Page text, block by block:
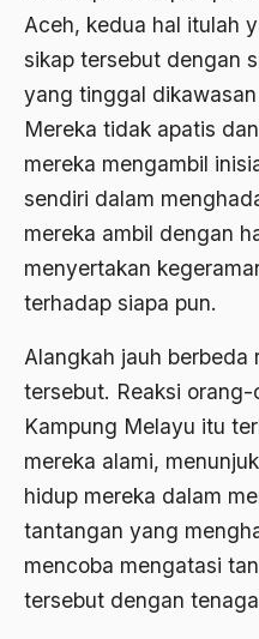
Aceh, kedua hal itulah
sikap tersebut dengan
yang tinggal
Mereka tidak apatis
mereka mengambil
sendiri dalam
mereka ambil dengan
menyertakan
terhadap siapa pun.
Alangkah jauh berbeda
tersebut. Reaksi
Kampung Melayu itu
mereka alami,
hidup mereka dalam
tantangan yang
mencoba mengatasi
tersebut dengan
Agenda Nasional
Agraria
agraris
Agum Gumelar
Agus Miftah
Ahli
ahli fikih
Ahli Ilmu Agama
Ahli waris
ahlul sunnah wal jamaah
Ahlussunnah
Ahlussunnah Wal jamaah